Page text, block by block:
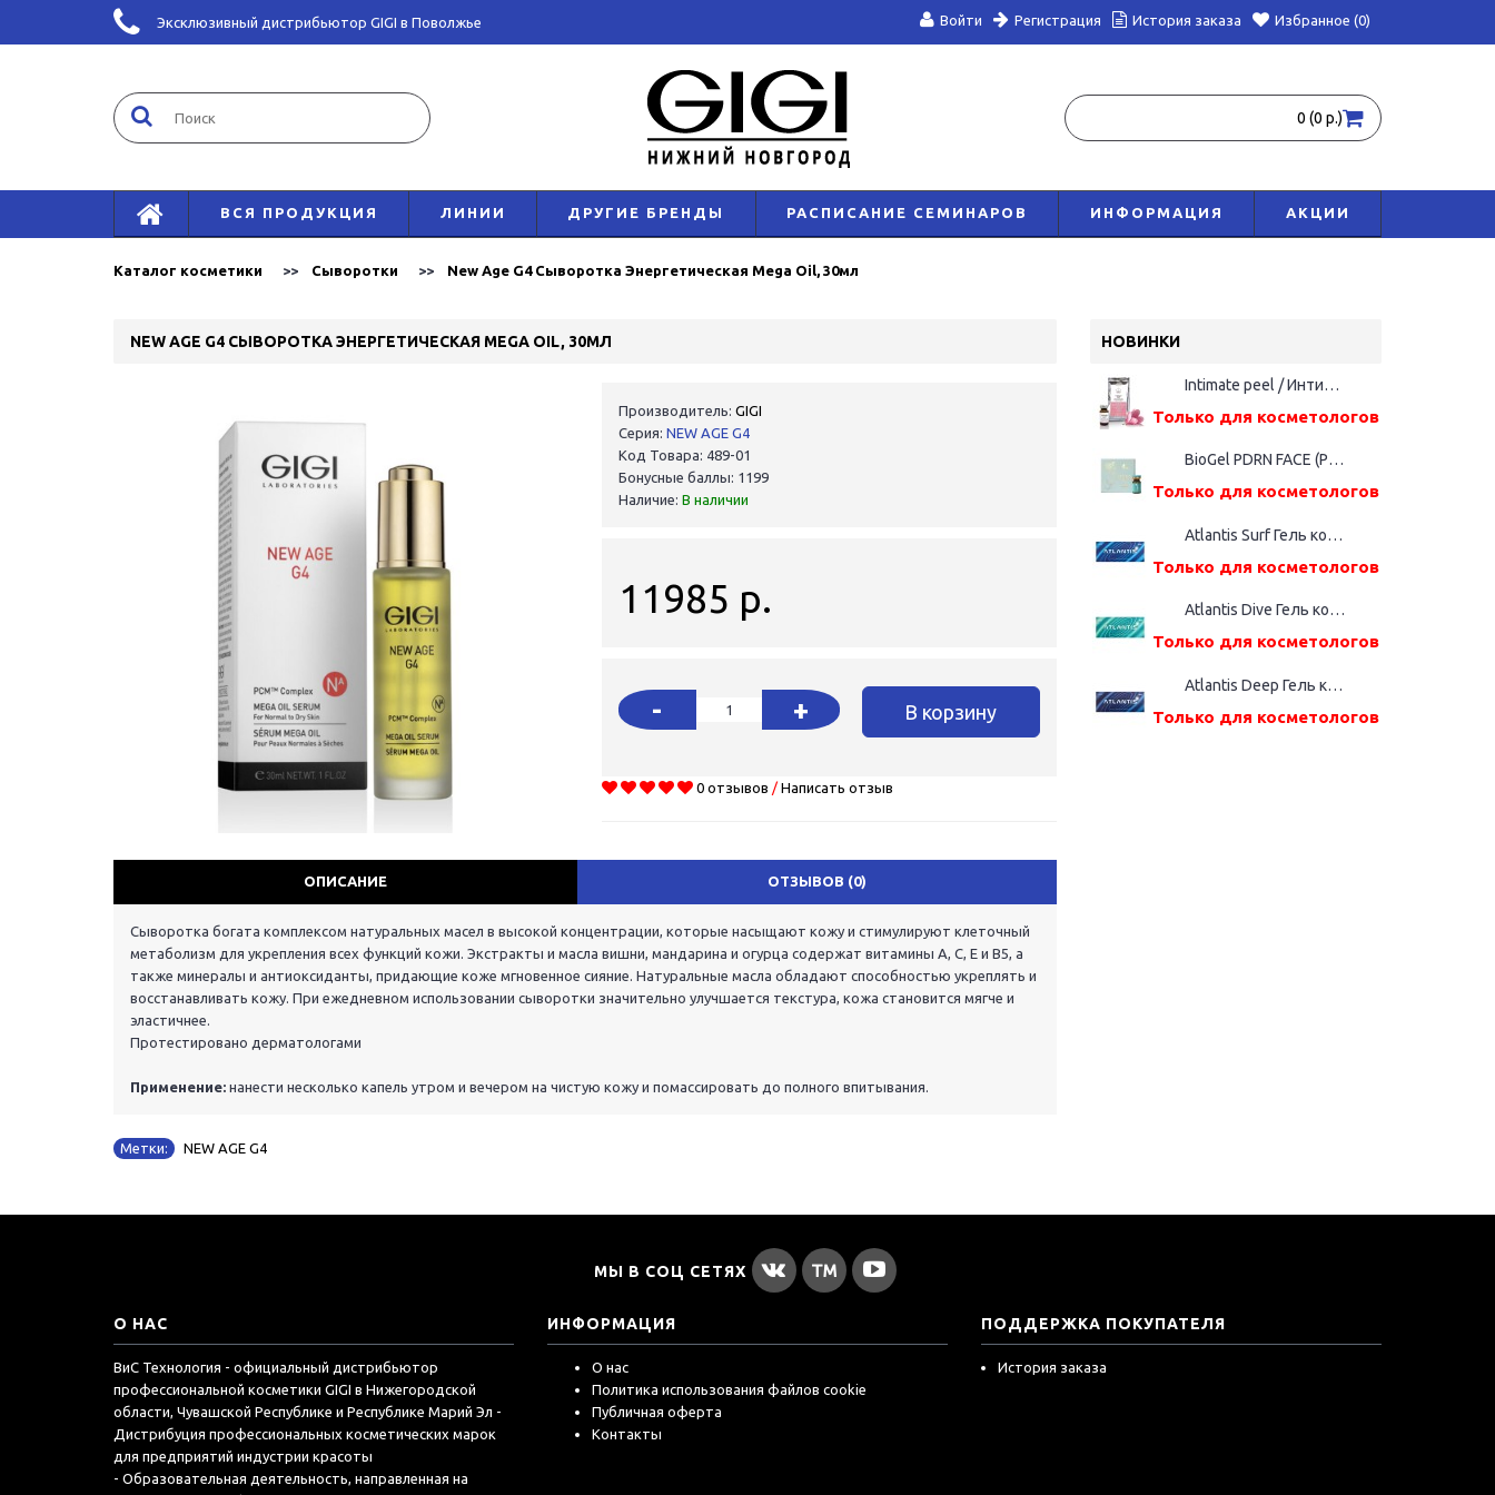
Эксклюзивный дистрибьютор GIGI в Поволжье Войти Регистрация История заказа Избранное (0)
0 (0 р.)
ВСЯ ПРОДУКЦИЯ ЛИНИИ ДРУГИЕ БРЕНДЫ РАСПИСАНИЕ СЕМИНАРОВ ИНФОРМАЦИЯ АКЦИИ
Каталог косметики Сыворотки New Age G4 Сыворотка Энергетическая Mega Oil, 30мл
NEW AGE G4 СЫВОРОТКА ЭНЕРГЕТИЧЕСКАЯ MEGA OIL, 30МЛ
Производитель: GIGI
Серия: NEW AGE G4
Код Товара: 489-01
Бонусные баллы: 1199
Наличие: В наличии
11985 р.
- + В корзину
0 отзывов / Написать отзыв
ОПИСАНИЕ ОТЗЫВОВ (0)
Сыворотка богата комплексом натуральных масел в высокой концентрации, которые насыщают кожу и стимулируют клеточный
метаболизм для укрепления всех функций кожи. Экстракты и масла вишни, мандарина и огурца содержат витамины A, C, E и B5, а
также минералы и антиоксиданты, придающие коже мгновенное сияние. Натуральные масла обладают способностью укреплять и
восстанавливать кожу. При ежедневном использовании сыворотки значительно улучшается текстура, кожа становится мягче и
эластичнее.
Протестировано дерматологами
Применение: нанести несколько капель утром и вечером на чистую кожу и помассировать до полного впитывания.
Метки: NEW AGE G4
НОВИНКИ
Intimate peel / Интимный пилинг, 5 мл
Только для косметологов
BioGel PDRN FACE (Русалка), фл. 5мл
Только для косметологов
Atlantis Surf Гель косметический, шприц дозатор (2,2%(ВМ), 1,0 мл)
Только для косметологов
Atlantis Dive Гель косметический, шприц дозатор (2,4%(ВМ), 1,0 мл)
Только для косметологов
Atlantis Deep Гель косметический, шприц дозатор (2,6%(ВМ), 1,0 мл)
Только для косметологов
МЫ В СОЦ СЕТЯХ
О НАС
ВиС Технология - официальный дистрибьютор
профессиональной косметики GIGI в Нижегородской
области, Чувашской Республике и Республике Марий Эл -
Дистрибуция профессиональных косметических марок
для предприятий индустрии красоты
- Образовательная деятельность, направленная на
ИНФОРМАЦИЯ
О нас
Политика использования файлов cookie
Публичная оферта
Контакты
ПОДДЕРЖКА ПОКУПАТЕЛЯ
История заказа